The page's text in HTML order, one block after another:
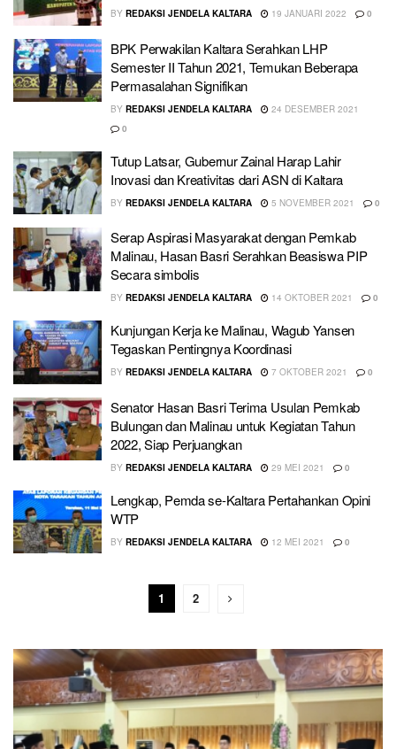
BY REDAKSI JENDELA KALTARA 19 JANUARI 2022 0
BPK Perwakilan Kaltara Serahkan LHP
Semester II Tahun 2021, Temukan Beberapa
Permasalahan Signifikan
BY REDAKSI JENDELA KALTARA
24 DESEMBER 2021
0
Tutup Latsar, Gubernur Zainal Harap Lahir
Inovasi dan Kreativitas dari ASN di Kaltara
BY REDAKSI JENDELA KALTARA 5 NOVEMBER 2021 0
Serap Aspirasi Masyarakat dengan Pemkab
Malinau, Hasan Basri Serahkan Beasiswa PIP
Secara simbolis
BY REDAKSI JENDELA KALTARA 14 OKTOBER 2021 0
Kunjungan Kerja ke Malinau, Wagub Yansen
Tegaskan Pentingnya Koordinasi
BY REDAKSI JENDELA KALTARA 7 OKTOBER 2021 0
Senator Hasan Basri Terima Usulan Pemkab
Bulungan dan Malinau untuk Kegiatan Tahun
2022, Siap Perjuangkan
BY REDAKSI JENDELA KALTARA 29 MEI 2021 0
Lengkap, Pemda se-Kaltara Pertahankan Opini
WTP
BY REDAKSI JENDELA KALTARA 12 MEI 2021 0
1 2